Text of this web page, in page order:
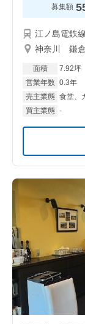
募集額
神奈川 鎌
面積 7.92坪
営業年数 0.3年
売主業態 食堂、
買主業態 -